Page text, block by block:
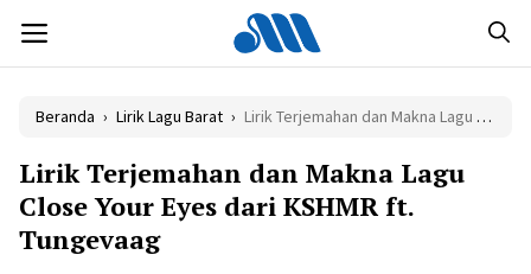
isi
MENU
Beranda › Lirik Lagu Barat › Lirik Terjemahan dan Makna Lagu Close Your Eyes dari KSHMR ft. Tungevaag
Lirik Terjemahan dan Makna Lagu
Close Your Eyes dari KSHMR ft.
Tungevaag